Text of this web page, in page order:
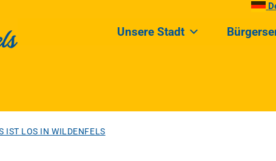
Unsere Stadt
IST LOS IN WILDENFELS